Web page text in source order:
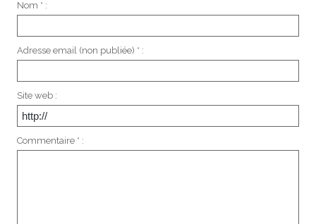
Nom * :
Adresse email (non publiée) * :
Site web :
Commentaire * :